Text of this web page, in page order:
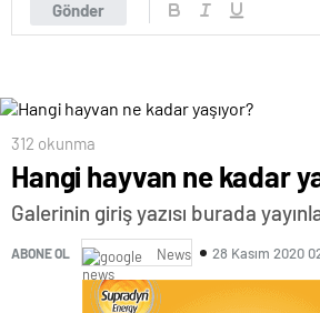
Gönder
312 okunma
Hangi hayvan ne kadar
Galerinin giriş yazısı burada
ABONE OL News 28 Kasım 2020